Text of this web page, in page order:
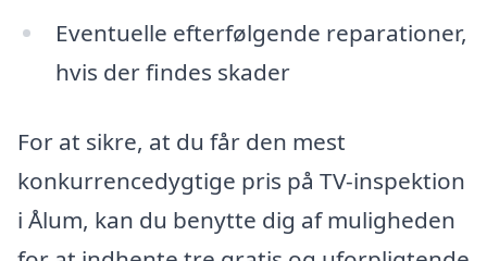
Eventuelle efterfølgende reparationer,
hvis der findes skader
For at sikre, at du får den mest
konkurrencedygtige pris på TV-inspektion
i Ålum, kan du benytte dig af muligheden